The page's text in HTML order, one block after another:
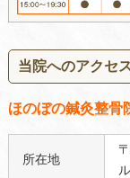
当院へのアクセ
ほのぼの鍼灸整骨
所在地